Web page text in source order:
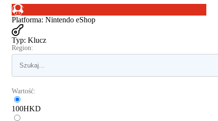
Platforma: Nintendo eShop
Typ: Klucz
Region:
Wartość:
100HKD